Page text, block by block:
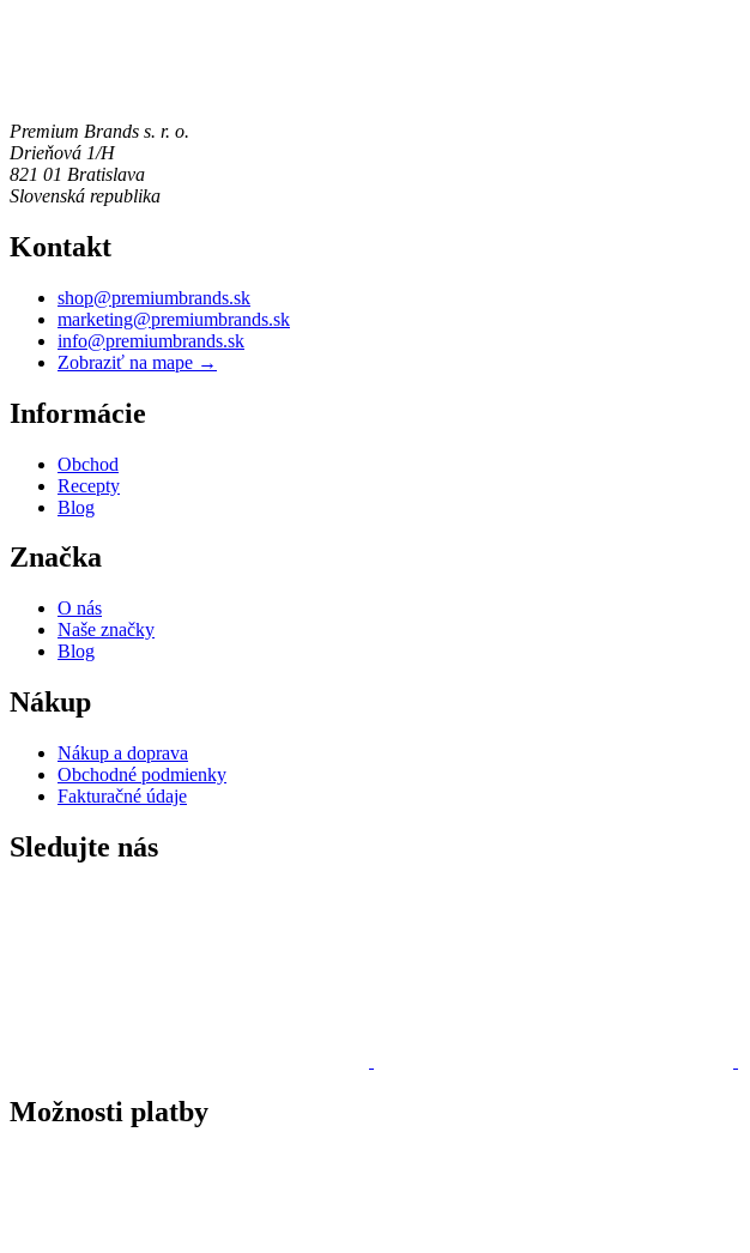
Premium Brands s. r. o.
Drieňová 1/H
821 01 Bratislava
Slovenská republika
Kontakt
shop@premiumbrands.sk
marketing@premiumbrands.sk
info@premiumbrands.sk
Zobraziť na mape →
Informácie
Obchod
Recepty
Blog
Značka
O nás
Naše značky
Blog
Nákup
Nákup a doprava
Obchodné podmienky
Fakturačné údaje
Sledujte nás
Možnosti platby